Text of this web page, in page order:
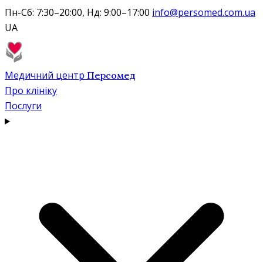
Пн-Сб: 7:30–20:00, Нд: 9:00–17:00 info@persomed.com.ua
UA
Медичний центр Персомед
Про клініку
Послуги